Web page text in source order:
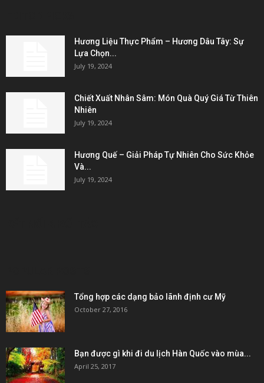
Hương Liệu Thực Phẩm – Hương Dâu Tây: Sự
Lựa Chọn...
July 19, 2024
Chiết Xuất Nhân Sâm: Món Quà Quý Giá Từ Thiên
Nhiên
July 19, 2024
Hương Quế – Giải Pháp Tự Nhiên Cho Sức Khỏe
Và...
July 19, 2024
Tổng hợp các dạng bảo lãnh định cư Mỹ
October 27, 2016
Bạn được gì khi đi du lịch Hàn Quốc vào mùa...
April 25, 2017